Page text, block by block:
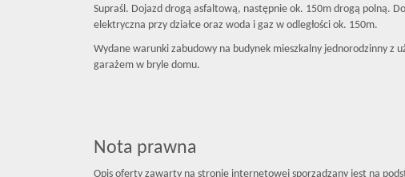
Supraśl. Dojazd drogą asfaltową, następnie ok. 150m drogą polną.
elektryczna przy działce oraz woda i gaz w odległości ok. 150m.
Wydane warunki zabudowy na budynek mieszkalny jednorodzinny z
garażem w bryle domu.
Nota prawna
Opis oferty zawarty na stronie internetowej sporządzany jest na